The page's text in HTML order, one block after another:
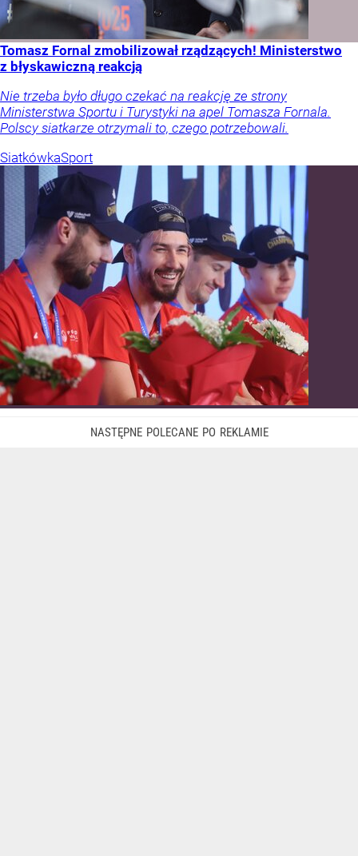
Tomasz Fornal zmobilizował rządzących! Ministerstwo
z błyskawiczną reakcją
Nie trzeba było długo czekać na reakcję ze strony
Ministerstwa Sportu i Turystyki na apel Tomasza Fornala.
Polscy siatkarze otrzymali to, czego potrzebowali.
SiatkówkaSport